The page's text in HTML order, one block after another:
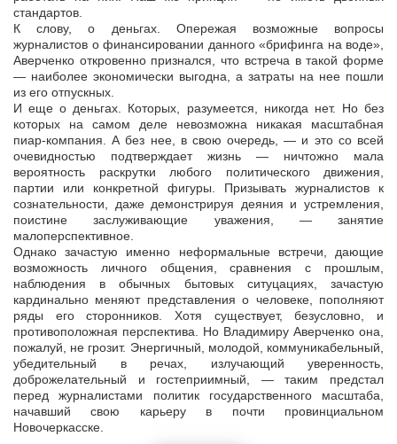
стандартов.
К слову, о деньгах. Опережая возможные вопросы
журналистов о финансировании данного «брифинга на воде»,
Аверченко откровенно признался, что встреча в такой форме
— наиболее экономически выгодна, а затраты на нее пошли
из его отпускных.
И еще о деньгах. Которых, разумеется, никогда нет. Но без
которых на самом деле невозможна никакая масштабная
пиар-компания. А без нее, в свою очередь, — и это со всей
очевидностью подтверждает жизнь — ничтожно мала
вероятность раскрутки любого политического движения,
партии или конкретной фигуры. Призывать журналистов к
сознательности, даже демонстрируя деяния и устремления,
поистине заслуживающие уважения, — занятие
малоперспективное.
Однако зачастую именно неформальные встречи, дающие
возможность личного общения, сравнения с прошлым,
наблюдения в обычных бытовых ситуцациях, зачастую
кардинально меняют представления о человеке, пополняют
ряды его сторонников. Хотя существует, безусловно, и
противоположная перспектива. Но Владимиру Аверченко она,
пожалуй, не грозит. Энергичный, молодой, коммуникабельный,
убедительный в речах, излучающий уверенность,
доброжелательный и гостеприимный, — таким предстал
перед журналистами политик государственного масштаба,
начавший свою карьеру в почти провинциальном
Новочеркасске.